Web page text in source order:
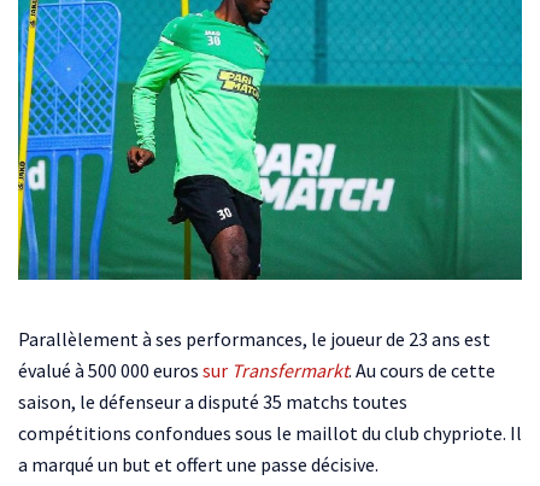
Parallèlement à ses performances, le joueur de 23 ans est
évalué à 500 000 euros sur Transfermarkt. Au cours de cette
saison, le défenseur a disputé 35 matchs toutes
compétitions confondues sous le maillot du club chypriote. Il
a marqué un but et offert une passe décisive.